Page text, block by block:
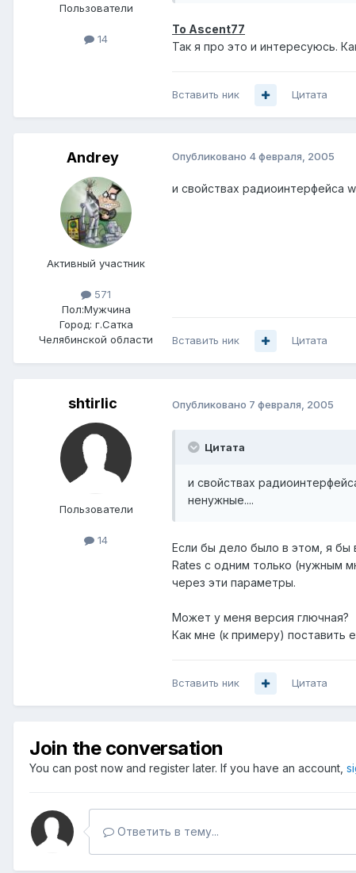
Пользователи
14
To Ascent77
Так я про это и интересуюсь.
Вставить ник Цитата
Andrey
Активный участник
571
Пол:Мужчина
Город: г.Сатка
Челябинской области
Опубликовано 4 февраля, 2005
и свойствах радиоинтерфейса
Вставить ник Цитата
shtirlic
Пользователи
14
Опубликовано 7 февраля, 2005
Цитата
и свойствах
ненужные....
Если бы дело было в этом, я бы
Rates с одним только (нужным
через эти параметры.
Может у меня версия глючная?
Как мне (к примеру) поставить
Вставить ник Цитата
Join the conversation
You can post now and register later. If you have an account,
Ответить в тему...